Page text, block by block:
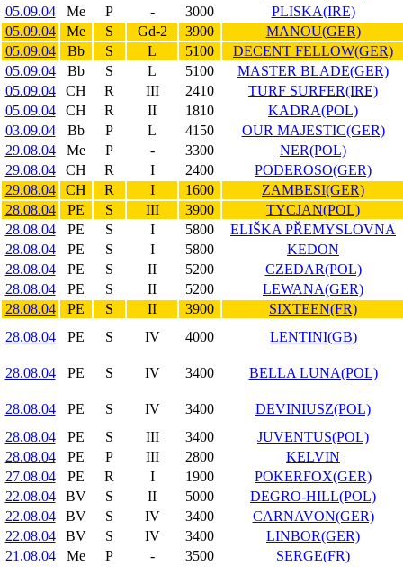
05.09.04
Me P - 3000
PLISKA(IRE)
05.09.04
Me S Gd-2 3900
MANOU(GER)
05.09.04
Bb S L 5100
DECENT FELLOW(GER)
05.09.04
Bb S L 5100
MASTER BLADE(GER)
05.09.04
CH R III 2410
TURF SURFER(IRE)
05.09.04
CH R II 1810
KADRA(POL)
03.09.04
Bb P L 4150
OUR MAJESTIC(GER)
29.08.04
Me P - 3300
NER(POL)
29.08.04
CH R I 2400
PODEROSO(GER)
29.08.04
CH R I 1600
ZAMBESI(GER)
28.08.04
PE S III 3900
TYCJAN(POL)
28.08.04
PE S I 5800
ELIŠKA PŘEMYSLOVNA
28.08.04
PE S I 5800
KEDON
28.08.04
PE S II 5200
CZEDAR(POL)
28.08.04
PE S II 5200
LEWANA(GER)
28.08.04
PE S II 3900
SIXTEEN(FR)
28.08.04
PE S IV 4000 LENTINI(GB)
28.08.04 PE S IV 3400 BELLA LUNA(POL)
28.08.04 PE S IV 3400
DEVINIUSZ(POL)
28.08.04
PE S III 3400
JUVENTUS(POL)
28.08.04
PE P III 2800
KELVIN
27.08.04
PE R I 1900
POKERFOX(GER)
22.08.04
BV S II 5000
DEGRO-HILL(POL)
22.08.04
BV S IV 3400
CARNAVON(GER)
22.08.04
BV S IV 3400
LINBOR(GER)
21.08.04
Me P - 3500
SERGE(FR)